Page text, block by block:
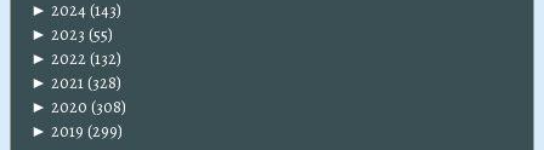
► 2024(143)
► 2023 (55)
► 2022(132)
► 2021(328)
► 2020 (308)
► 2019 (299)